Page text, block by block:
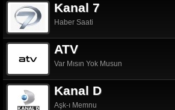
Kanal 7
Haber Saati
ATV
Var Mısın Yok Musun
Kanal D
Aşk-ı Memnu